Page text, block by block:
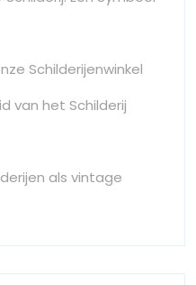
Schilderijenwinkel
van het Schilderij
als vintage